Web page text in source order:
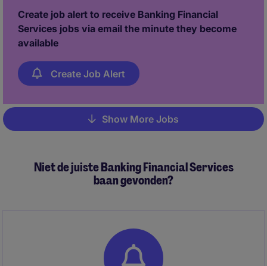
Create job alert to receive Banking Financial
Services jobs via email the minute they become
available
Create Job Alert
Pagination
Show More Jobs
Niet de juiste Banking Financial Services
baan gevonden?